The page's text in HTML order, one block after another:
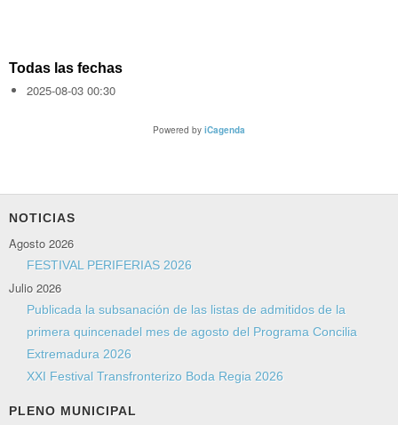
Todas las fechas
2025-08-03 00:30
Powered by iCagenda
NOTICIAS
Agosto 2026
FESTIVAL PERIFERIAS 2026
Julio 2026
Publicada la subsanación de las listas de admitidos de la
primera quincenadel mes de agosto del Programa Concilia
Extremadura 2026
XXI Festival Transfronterizo Boda Regia 2026
PLENO MUNICIPAL